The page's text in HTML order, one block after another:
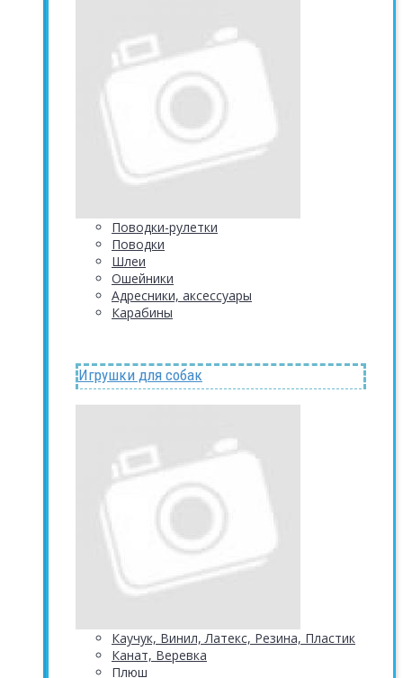
Поводки-рулетки
Поводки
Шлеи
Ошейники
Адресники, аксессуары
Карабины
Игрушки для собак
Каучук, Винил, Латекс, Резина, Пластик
Канат, Веревка
Плюш